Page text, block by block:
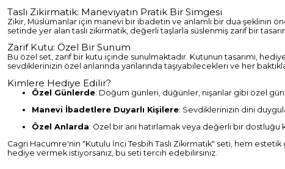
Taslı Zikirmatik: Maneviyatın Pratik Bir Simgesi
Zikir, Müslümanlar için manevi bir ibadetin ve anlamlı bir dua şeklinin
setinde yer alan taslı zikirmatik, değerli taşlarla süslenmiş zarif bir
Zarif Kutu: Özel Bir Sunum
Bu özel set, zarif bir kutu içinde sunulmaktadır. Kutunun tasarımı,
sevdiklerinizin özel anlarında yanlarında taşıyabilecekleri ve her
Kimlere Hediye Edilir?
Özel Günlerde: Doğum günleri, düğünler, nişanlar gibi özel
Manevi İbadetlere Duyarlı Kişilere: Sevdiklerinizin dini
Özel Anlarda: Özel bir anı hatırlamak veya değerli bir
Cagri Hacumre'nin "Kutulu İnci Tesbih Taslı Zikirmatik" seti, hem
hediye vermek istiyorsanız, bu seti tercih edebilirsiniz.